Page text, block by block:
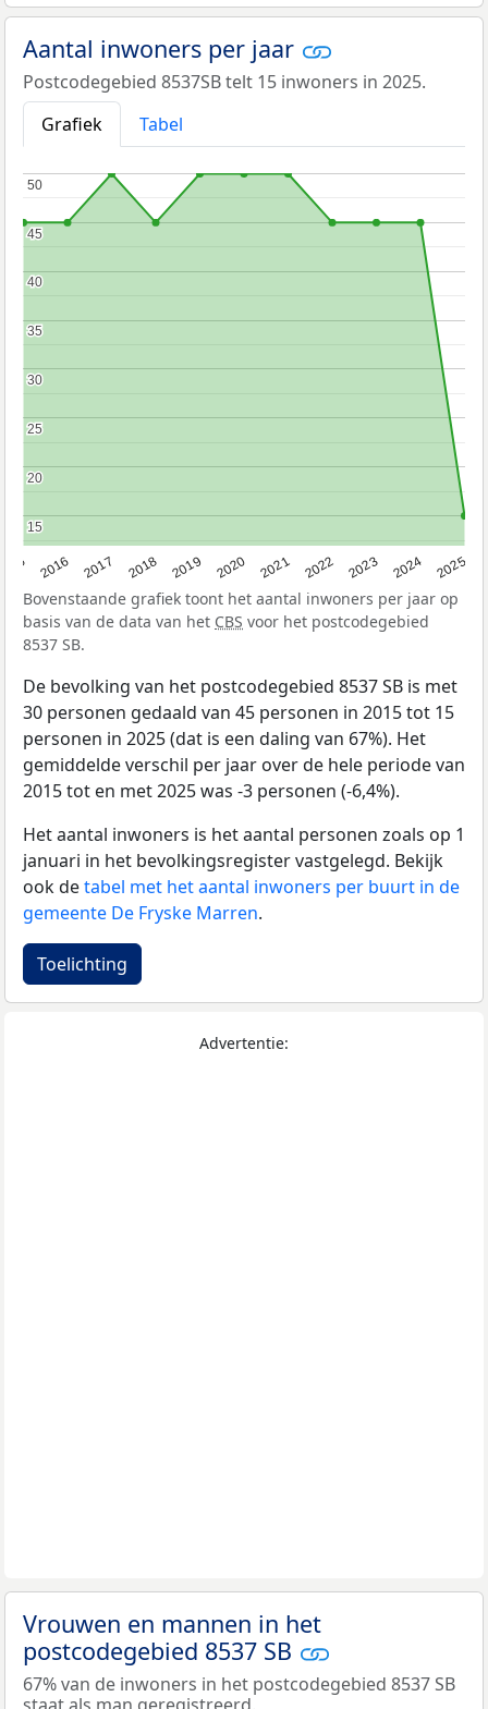
Aantal inwoners per jaar
Postcodegebied 8537SB telt 15 inwoners in 2025.
Grafiek
Tabel
2016 2017 2018 2019 2020 2021 2022 2023 2024 2025
15
15
20
20
25
25
30
30
35
35
40
40
45
45
50
50
Bovenstaande grafiek toont het aantal inwoners per jaar op
basis van de data van het CBS voor het postcodegebied
8537 SB.
De bevolking van het postcodegebied 8537 SB is met
30 personen gedaald van 45 personen in 2015 tot 15
personen in 2025 (dat is een daling van 67%). Het
gemiddelde verschil per jaar over de hele periode van
2015 tot en met 2025 was -3 personen (-6,4%).
Het aantal inwoners is het aantal personen zoals op 1
januari in het bevolkingsregister vastgelegd. Bekijk
ook detabel met het aantal inwoners per buurt in de
gemeente De Fryske Marren.
Toelichting
Advertentie:
Vrouwen en mannen in het
postcodegebied 8537 SB
67% van de inwoners in het postcodegebied 8537 SB